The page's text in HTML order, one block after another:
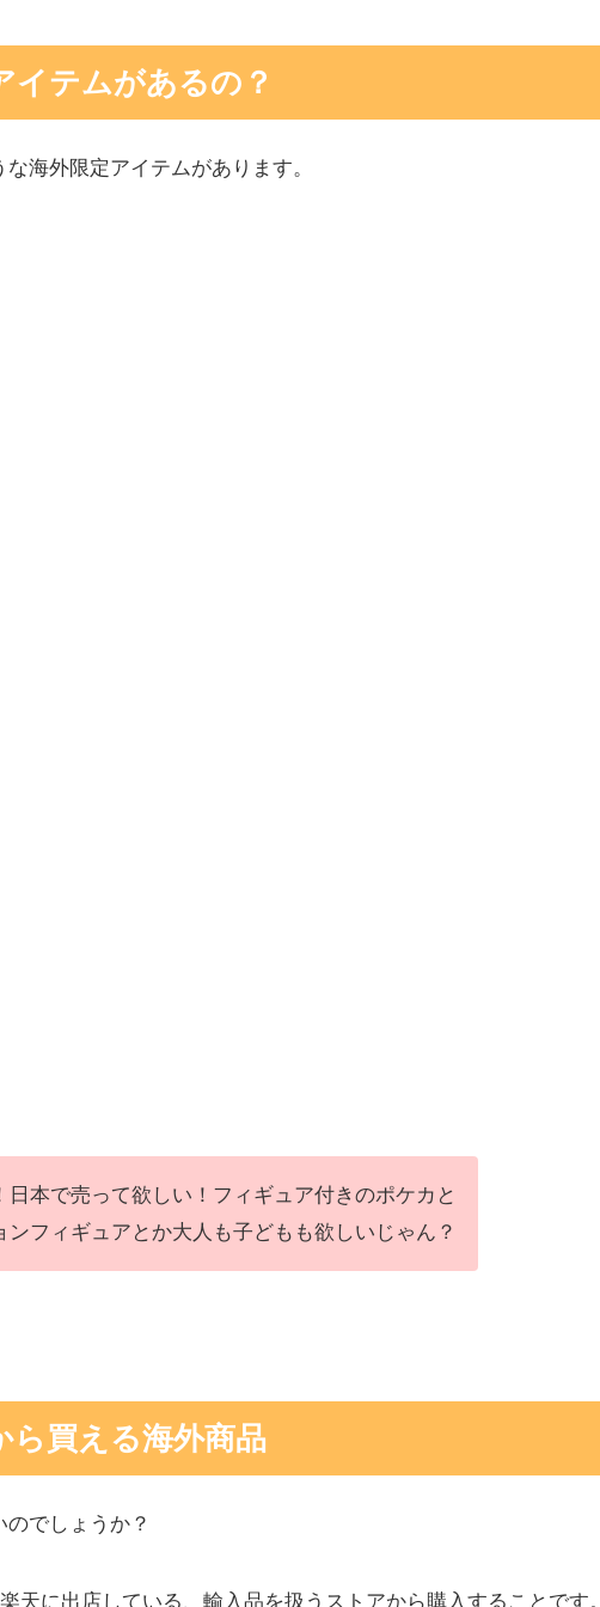
イテムがあるの？
海外限定アイテムがあります。
日本で売って欲しい！フィギュア付きのポケカと
ンフィギュアとか大人も子どもも欲しいじゃん？
ら買える海外商品
でしょうか？
天に出店している、輸入品を扱うストアから購入することです。